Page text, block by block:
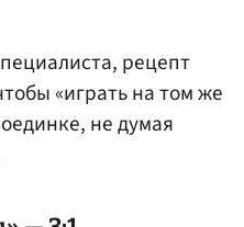
рецепт
«играть на том же
не думая